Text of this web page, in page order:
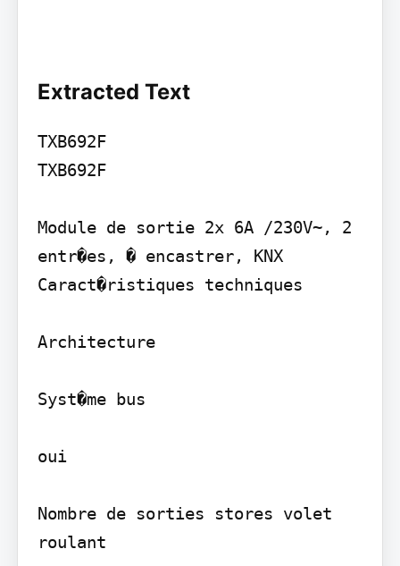
Extracted Text
TXB692F
TXB692F
Module de sortie 2x 6A /230V~, 2
entr�es, � encastrer, KNX
Caract�ristiques techniques
Architecture
Syst�me bus
oui
Nombre de sorties stores volet
roulant